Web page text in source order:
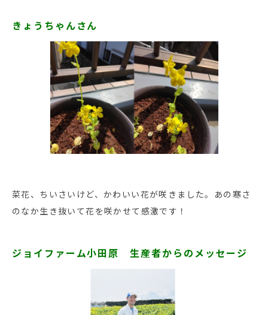
きょうちゃんさん
菜花、ちいさいけど、かわいい花が咲きました。あの寒さ
のなか生き抜いて花を咲かせて感激です！
ジョイファーム小田原 生産者からのメッセージ